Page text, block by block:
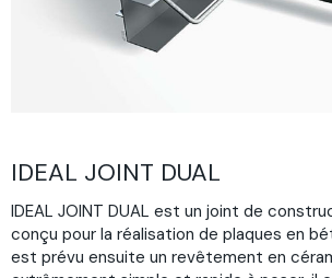
IDEAL JOINT DUAL
IDEAL JOINT DUAL est un joint de
conçu pour la réalisation de plaques en
est prévu ensuite un revêtement en